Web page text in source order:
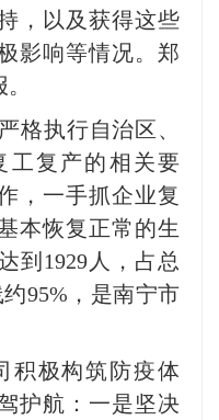
，以及获得这些
影响等情况。郑
格执行自治区、
工复产的相关要
，一手抓企业复
本恢复正常的生
到1929人，占总
95%，是南宁市
极构筑防疫体
护航：一是坚决